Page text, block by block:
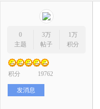
0
主题
3万
帖子
1万
积分
积分 19762
发消息